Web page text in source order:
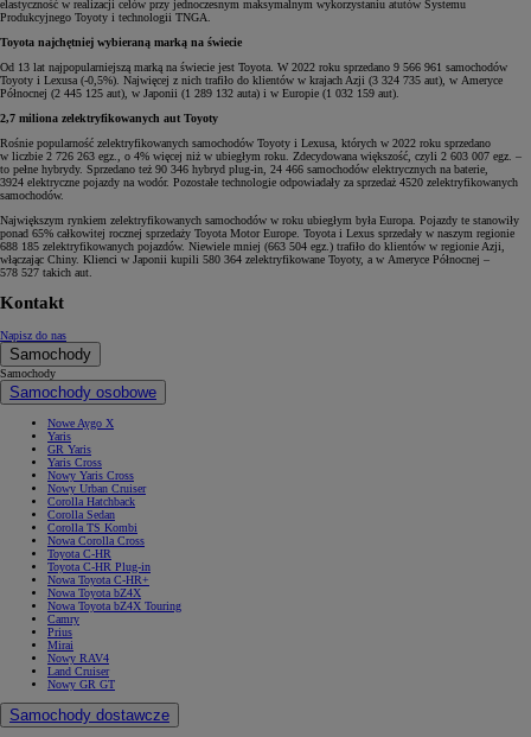
elastyczność w realizacji celów przy jednoczesnym maksymalnym wykorzystaniu atutów Systemu
Produkcyjnego Toyoty i technologii TNGA.
Toyota najchętniej wybieraną marką na świecie
Od 13 lat najpopularniejszą marką na świecie jest Toyota. W 2022 roku sprzedano 9 566 961 samochodów
Toyoty i Lexusa (-0,5%). Najwięcej z nich trafiło do klientów w krajach Azji (3 324 735 aut), w Ameryce
Północnej (2 445 125 aut), w Japonii (1 289 132 auta) i w Europie (1 032 159 aut).
2,7 miliona zelektryfikowanych aut Toyoty
Rośnie popularność zelektryfikowanych samochodów Toyoty i Lexusa, których w 2022 roku sprzedano
w liczbie 2 726 263 egz., o 4% więcej niż w ubiegłym roku. Zdecydowana większość, czyli 2 603 007 egz. –
to pełne hybrydy. Sprzedano też 90 346 hybryd plug-in, 24 466 samochodów elektrycznych na baterie,
3924 elektryczne pojazdy na wodór. Pozostałe technologie odpowiadały za sprzedaż 4520 zelektryfikowanych
samochodów.
Największym rynkiem zelektryfikowanych samochodów w roku ubiegłym była Europa. Pojazdy te stanowiły
ponad 65% całkowitej rocznej sprzedaży Toyota Motor Europe. Toyota i Lexus sprzedały w naszym regionie
688 185 zelektryfikowanych pojazdów. Niewiele mniej (663 504 egz.) trafiło do klientów w regionie Azji,
włączając Chiny. Klienci w Japonii kupili 580 364 zelektryfikowane Toyoty, a w Ameryce Północnej –
578 527 takich aut.
Kontakt
Napisz do nas
Samochody
Samochody
Samochody osobowe
Nowe Aygo X
Yaris
GR Yaris
Yaris Cross
Nowy Yaris Cross
Nowy Urban Cruiser
Corolla Hatchback
Corolla Sedan
Corolla TS Kombi
Nowa Corolla Cross
Toyota C-HR
Toyota C-HR Plug-in
Nowa Toyota C-HR+
Nowa Toyota bZ4X
Nowa Toyota bZ4X Touring
Camry
Prius
Mirai
Nowy RAV4
Land Cruiser
Nowy GR GT
Samochody dostawcze